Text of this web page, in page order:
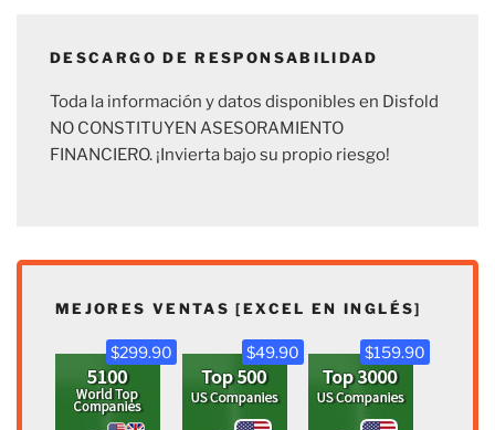
DESCARGO DE RESPONSABILIDAD
Toda la información y datos disponibles en Disfold
NO CONSTITUYEN ASESORAMIENTO
FINANCIERO. ¡Invierta bajo su propio riesgo!
MEJORES VENTAS [EXCEL EN INGLÉS]
$299.90 $49.90 $159.90